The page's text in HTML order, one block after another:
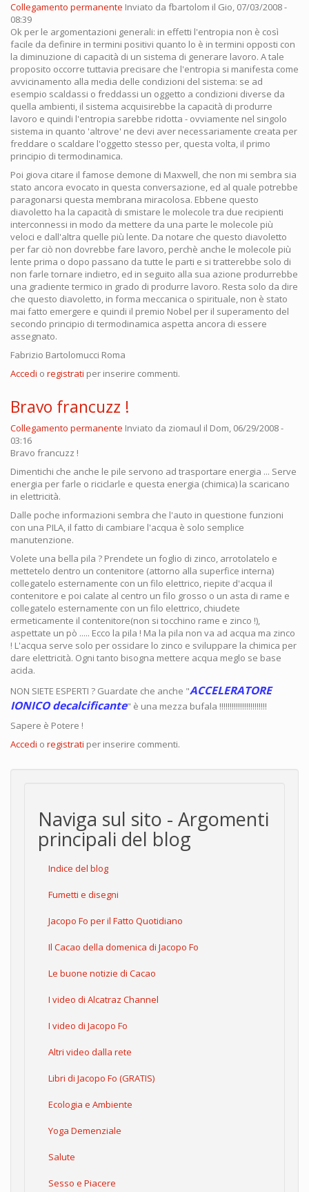
Collegamento permanente Inviato da fbartolom il Gio, 07/03/2008 -
08:39
Ok per le argomentazioni generali: in effetti l'entropia non è così
facile da definire in termini positivi quanto lo è in termini opposti con
la diminuzione di capacità di un sistema di generare lavoro. A tale
proposito occorre tuttavia precisare che l'entropia si manifesta come
avvicinamento alla media delle condizioni del sistema: se ad
esempio scaldassi o freddassi un oggetto a condizioni diverse da
quella ambienti, il sistema acquisirebbe la capacità di produrre
lavoro e quindi l'entropia sarebbe ridotta - ovviamente nel singolo
sistema in quanto 'altrove' ne devi aver necessariamente creata per
freddare o scaldare l'oggetto stesso per, questa volta, il primo
principio di termodinamica.
Poi giova citare il famose demone di Maxwell, che non mi sembra sia
stato ancora evocato in questa conversazione, ed al quale potrebbe
paragonarsi questa membrana miracolosa. Ebbene questo
diavoletto ha la capacità di smistare le molecole tra due recipienti
interconnessi in modo da mettere da una parte le molecole più
veloci e dall'altra quelle più lente. Da notare che questo diavoletto
per far ciò non dovrebbe fare lavoro, perchè anche le molecole più
lente prima o dopo passano da tutte le parti e si tratterebbe solo di
non farle tornare indietro, ed in seguito alla sua azione produrrebbe
una gradiente termico in grado di produrre lavoro. Resta solo da dire
che questo diavoletto, in forma meccanica o spirituale, non è stato
mai fatto emergere e quindi il premio Nobel per il superamento del
secondo principio di termodinamica aspetta ancora di essere
assegnato.
Fabrizio Bartolomucci Roma
Accedi o registrati per inserire commenti.
Bravo francuzz !
Collegamento permanente Inviato da ziomaul il Dom, 06/29/2008 -
03:16
Bravo francuzz !
Dimentichi che anche le pile servono ad trasportare energia ... Serve
energia per farle o riciclarle e questa energia (chimica) la scaricano
in elettricità.
Dalle poche informazioni sembra che l'auto in questione funzioni
con una PILA, il fatto di cambiare l'acqua è solo semplice
manutenzione.
Volete una bella pila ? Prendete un foglio di zinco, arrotolatelo e
mettetelo dentro un contenitore (attorno alla superfice interna)
collegatelo esternamente con un filo elettrico, riepite d'acqua il
contenitore e poi calate al centro un filo grosso o un asta di rame e
collegatelo esternamente con un filo elettrico, chiudete
ermeticamente il contenitore(non si tocchino rame e zinco !),
aspettate un pò ..... Ecco la pila ! Ma la pila non va ad acqua ma zinco
! L'acqua serve solo per ossidare lo zinco e sviluppare la chimica per
dare elettricità. Ogni tanto bisogna mettere acqua meglo se base
acida.
NON SIETE ESPERTI ? Guardate che anche "ACCELERATORE
IONICO decalcificante" è una mezza bufala !!!!!!!!!!!!!!!!!!!!!!!
Sapere è Potere !
Accedi o registrati per inserire commenti.
Naviga sul sito - Argomenti
principali del blog
Indice del blog
Fumetti e disegni
Jacopo Fo per il Fatto Quotidiano
Il Cacao della domenica di Jacopo Fo
Le buone notizie di Cacao
I video di Alcatraz Channel
I video di Jacopo Fo
Altri video dalla rete
Libri di Jacopo Fo (GRATIS)
Ecologia e Ambiente
Yoga Demenziale
Salute
Sesso e Piacere